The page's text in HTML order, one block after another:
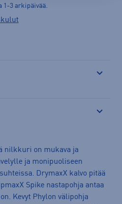
3 arkipäivää.
nilkkuri on mukava ja
ja monipuoliseen
DrymaxX kalvo pitää
Spike nastapohja antaa
Kevyt Phylon välipohja